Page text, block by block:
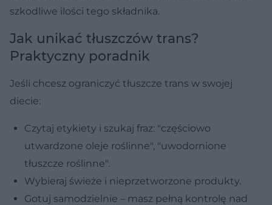
szkodliwe ilości tego składnika.
Jak unikać tłuszczów trans?
Praktyczny poradnik
Jeśli chcesz ograniczyć tłuszcze trans w swojej
diecie:
Czytaj etykiety i szukaj fraz: "częściowo
utwardzone oleje roślinne", "uwodornione
tłuszcze roślinne".
Wybieraj świeże i nieprzetworzone produkty.
Gotuj samodzielnie – masz pełną kontrolę nad